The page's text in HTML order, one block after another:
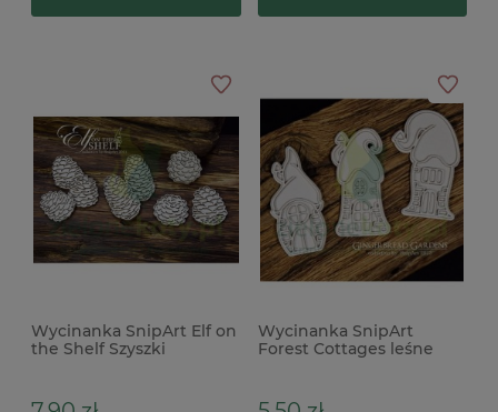
Wycinanka SnipArt Elf on
the Shelf Szyszki
Wycinanka SnipArt
Forest Cottages leśne